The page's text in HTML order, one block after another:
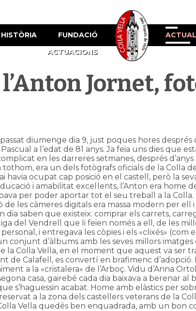
HISTÒRIA
FUNDACIÓ
ACTUACIONS
Jornet,
diumenge dia 9, just poques hores
a l’edat de 81 anys. Ja feia uns dies que
en les darreres setmanes, després
tothom, era un dels fotògrafs oficials de la Colla
havia ocupat cap posició en el castell, però la
i amabilitat excel·lents, l’Anton era
per poder aportar tot el seu treball a la Colla.
de les càmeres digitals era massa modern per
dia saben que existeix: comprar els carrets,
del Vendrell que li feien només a ell, de les
personal, i entregava les còpies i els «clixés»
conjunt d’àlbums amb les seves millors imatges
la Colla Vella, en el moment que aquest va ser
de Calafell, es convertí en brafimenc
a la «cristalera» de l’Arboç. Vidu d’Anna
casa, gairebé cada dia baixava a berenar
s’haguessin acabat. Home amb elàstics per
a la zona dels castellers veterans de la
Vella quedés ben enquadrada, amb un bon